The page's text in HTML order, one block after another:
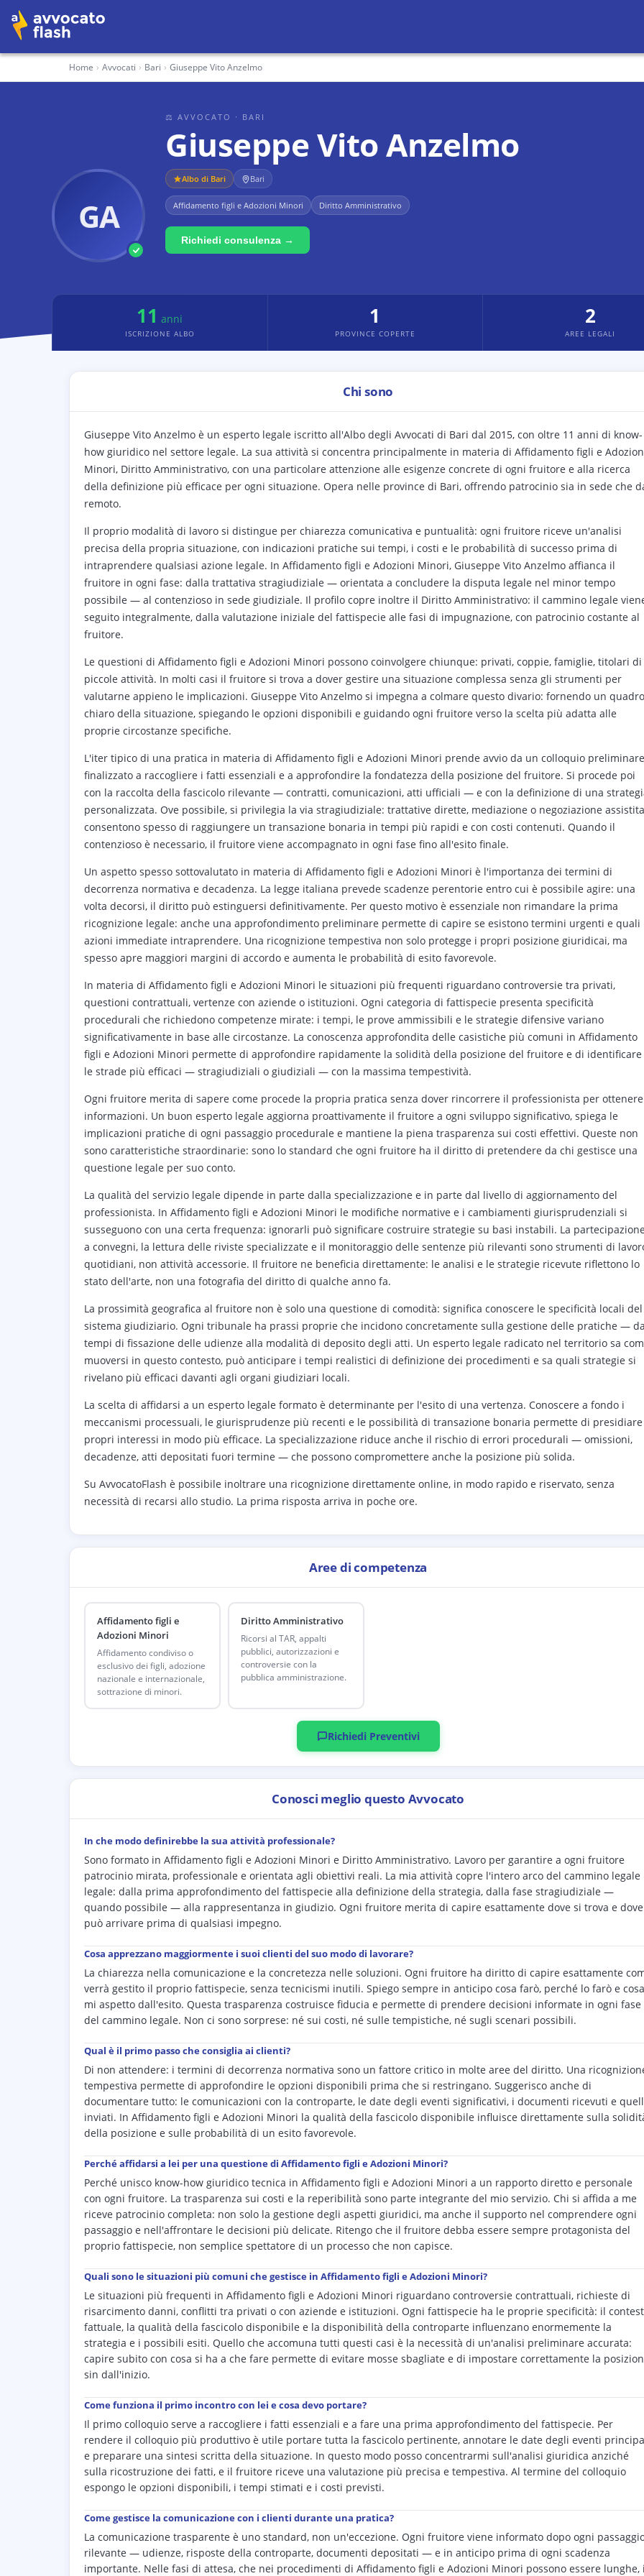
Home › Avvocati › Bari › Giuseppe Vito Anzelmo
GA
⚖ AVVOCATO · BARI
Giuseppe Vito Anzelmo
Albo di Bari Bari
Affidamento figli e Adozioni Minori Diritto Amministrativo
Richiedi consulenza →
11 anni
ISCRIZIONE ALBO
1
PROVINCE COPERTE
2
AREE LEGALI
Chi sono
Giuseppe Vito Anzelmo è un esperto legale iscritto all'Albo degli Avvocati di Bari dal 2015, con oltre 11 anni di know-
how giuridico nel settore legale. La sua attività si concentra principalmente in materia di Affidamento figli e
Minori, Diritto Amministrativo, con una particolare attenzione alle esigenze concrete di ogni fruitore e alla ricerca
della definizione più efficace per ogni situazione. Opera nelle province di Bari, offrendo patrocinio sia in sede che
remoto.
Il proprio modalità di lavoro si distingue per chiarezza comunicativa e puntualità: ogni fruitore riceve un'analisi
precisa della propria situazione, con indicazioni pratiche sui tempi, i costi e le probabilità di successo prima di
intraprendere qualsiasi azione legale. In Affidamento figli e Adozioni Minori, Giuseppe Vito Anzelmo affianca il
fruitore in ogni fase: dalla trattativa stragiudiziale — orientata a concludere la disputa legale nel minor tempo
possibile — al contenzioso in sede giudiziale. Il profilo copre inoltre il Diritto Amministrativo: il cammino legale
seguito integralmente, dalla valutazione iniziale del fattispecie alle fasi di impugnazione, con patrocinio costante al
fruitore.
Le questioni di Affidamento figli e Adozioni Minori possono coinvolgere chiunque: privati, coppie, famiglie, titolari di
piccole attività. In molti casi il fruitore si trova a dover gestire una situazione complessa senza gli strumenti per
valutarne appieno le implicazioni. Giuseppe Vito Anzelmo si impegna a colmare questo divario: fornendo un quadro
chiaro della situazione, spiegando le opzioni disponibili e guidando ogni fruitore verso la scelta più adatta alle
proprie circostanze specifiche.
L'iter tipico di una pratica in materia di Affidamento figli e Adozioni Minori prende avvio da un colloquio preliminare
finalizzato a raccogliere i fatti essenziali e a approfondire la fondatezza della posizione del fruitore. Si procede poi
con la raccolta della fascicolo rilevante — contratti, comunicazioni, atti ufficiali — e con la definizione di una
personalizzata. Ove possibile, si privilegia la via stragiudiziale: trattative dirette, mediazione o negoziazione assistita
consentono spesso di raggiungere un transazione bonaria in tempi più rapidi e con costi contenuti. Quando il
contenzioso è necessario, il fruitore viene accompagnato in ogni fase fino all'esito finale.
Un aspetto spesso sottovalutato in materia di Affidamento figli e Adozioni Minori è l'importanza dei termini di
decorrenza normativa e decadenza. La legge italiana prevede scadenze perentorie entro cui è possibile agire: una
volta decorsi, il diritto può estinguersi definitivamente. Per questo motivo è essenziale non rimandare la prima
ricognizione legale: anche una approfondimento preliminare permette di capire se esistono termini urgenti e quali
azioni immediate intraprendere. Una ricognizione tempestiva non solo protegge i propri posizione giuridicai, ma
spesso apre maggiori margini di accordo e aumenta le probabilità di esito favorevole.
In materia di Affidamento figli e Adozioni Minori le situazioni più frequenti riguardano controversie tra privati,
questioni contrattuali, vertenze con aziende o istituzioni. Ogni categoria di fattispecie presenta specificità
procedurali che richiedono competenze mirate: i tempi, le prove ammissibili e le strategie difensive variano
significativamente in base alle circostanze. La conoscenza approfondita delle casistiche più comuni in Affidamento
figli e Adozioni Minori permette di approfondire rapidamente la solidità della posizione del fruitore e di identificare
le strade più efficaci — stragiudiziali o giudiziali — con la massima tempestività.
Ogni fruitore merita di sapere come procede la propria pratica senza dover rincorrere il professionista per ottenere
informazioni. Un buon esperto legale aggiorna proattivamente il fruitore a ogni sviluppo significativo, spiega le
implicazioni pratiche di ogni passaggio procedurale e mantiene la piena trasparenza sui costi effettivi. Queste non
sono caratteristiche straordinarie: sono lo standard che ogni fruitore ha il diritto di pretendere da chi gestisce una
questione legale per suo conto.
La qualità del servizio legale dipende in parte dalla specializzazione e in parte dal livello di aggiornamento del
professionista. In Affidamento figli e Adozioni Minori le modifiche normative e i cambiamenti giurisprudenziali si
susseguono con una certa frequenza: ignorarli può significare costruire strategie su basi instabili. La partecipazione
a convegni, la lettura delle riviste specializzate e il monitoraggio delle sentenze più rilevanti sono strumenti di
quotidiani, non attività accessorie. Il fruitore ne beneficia direttamente: le analisi e le strategie ricevute riflettono lo
stato dell'arte, non una fotografia del diritto di qualche anno fa.
La prossimità geografica al fruitore non è solo una questione di comodità: significa conoscere le specificità locali del
sistema giudiziario. Ogni tribunale ha prassi proprie che incidono concretamente sulla gestione delle pratiche —
tempi di fissazione delle udienze alla modalità di deposito degli atti. Un esperto legale radicato nel territorio sa
muoversi in questo contesto, può anticipare i tempi realistici di definizione dei procedimenti e sa quali strategie si
rivelano più efficaci davanti agli organi giudiziari locali.
La scelta di affidarsi a un esperto legale formato è determinante per l'esito di una vertenza. Conoscere a fondo i
meccanismi processuali, le giurisprudenze più recenti e le possibilità di transazione bonaria permette di
propri interessi in modo più efficace. La specializzazione riduce anche il rischio di errori procedurali — omissioni,
decadenze, atti depositati fuori termine — che possono compromettere anche la posizione più solida.
Su AvvocatoFlash è possibile inoltrare una ricognizione direttamente online, in modo rapido e riservato, senza
necessità di recarsi allo studio. La prima risposta arriva in poche ore.
Aree di competenza
Affidamento figli e
Adozioni Minori
Affidamento condiviso o
esclusivo dei figli, adozione
nazionale e internazionale,
sottrazione di minori.
Diritto Amministrativo
Ricorsi al TAR, appalti
pubblici, autorizzazioni e
controversie con la
pubblica amministrazione.
Richiedi Preventivi
Conosci meglio questo Avvocato
In che modo definirebbe la sua attività professionale?
Sono formato in Affidamento figli e Adozioni Minori e Diritto Amministrativo. Lavoro per garantire a ogni fruitore
patrocinio mirata, professionale e orientata agli obiettivi reali. La mia attività copre l'intero arco del cammino legale
legale: dalla prima approfondimento del fattispecie alla definizione della strategia, dalla fase stragiudiziale —
quando possibile — alla rappresentanza in giudizio. Ogni fruitore merita di capire esattamente dove si trova e dove
può arrivare prima di qualsiasi impegno.
Cosa apprezzano maggiormente i suoi clienti del suo modo di lavorare?
La chiarezza nella comunicazione e la concretezza nelle soluzioni. Ogni fruitore ha diritto di capire esattamente
verrà gestito il proprio fattispecie, senza tecnicismi inutili. Spiego sempre in anticipo cosa farò, perché lo farò e cosa
mi aspetto dall'esito. Questa trasparenza costruisce fiducia e permette di prendere decisioni informate in ogni fase
del cammino legale. Non ci sono sorprese: né sui costi, né sulle tempistiche, né sugli scenari possibili.
Qual è il primo passo che consiglia ai clienti?
Di non attendere: i termini di decorrenza normativa sono un fattore critico in molte aree del diritto. Una
tempestiva permette di approfondire le opzioni disponibili prima che si restringano. Suggerisco anche di
documentare tutto: le comunicazioni con la controparte, le date degli eventi significativi, i documenti ricevuti e
inviati. In Affidamento figli e Adozioni Minori la qualità della fascicolo disponibile influisce direttamente sulla
della posizione e sulle probabilità di un esito favorevole.
Perché affidarsi a lei per una questione di Affidamento figli e Adozioni Minori?
Perché unisco know-how giuridico tecnica in Affidamento figli e Adozioni Minori a un rapporto diretto e personale
con ogni fruitore. La trasparenza sui costi e la reperibilità sono parte integrante del mio servizio. Chi si affida a me
riceve patrocinio completa: non solo la gestione degli aspetti giuridici, ma anche il supporto nel comprendere ogni
passaggio e nell'affrontare le decisioni più delicate. Ritengo che il fruitore debba essere sempre protagonista del
proprio fattispecie, non semplice spettatore di un processo che non capisce.
Quali sono le situazioni più comuni che gestisce in Affidamento figli e Adozioni Minori?
Le situazioni più frequenti in Affidamento figli e Adozioni Minori riguardano controversie contrattuali, richieste di
risarcimento danni, conflitti tra privati o con aziende e istituzioni. Ogni fattispecie ha le proprie specificità: il
fattuale, la qualità della fascicolo disponibile e la disponibilità della controparte influenzano enormemente la
strategia e i possibili esiti. Quello che accomuna tutti questi casi è la necessità di un'analisi preliminare accurata:
capire subito con cosa si ha a che fare permette di evitare mosse sbagliate e di impostare correttamente la
sin dall'inizio.
Come funziona il primo incontro con lei e cosa devo portare?
Il primo colloquio serve a raccogliere i fatti essenziali e a fare una prima approfondimento del fattispecie. Per
rendere il colloquio più produttivo è utile portare tutta la fascicolo pertinente, annotare le date degli eventi
e preparare una sintesi scritta della situazione. In questo modo posso concentrarmi sull'analisi giuridica anziché
sulla ricostruzione dei fatti, e il fruitore riceve una valutazione più precisa e tempestiva. Al termine del colloquio
espongo le opzioni disponibili, i tempi stimati e i costi previsti.
Come gestisce la comunicazione con i clienti durante una pratica?
La comunicazione trasparente è uno standard, non un'eccezione. Ogni fruitore viene informato dopo ogni
rilevante — udienze, risposte della controparte, documenti depositati — e in anticipo prima di ogni scadenza
importante. Nelle fasi di attesa, che nei procedimenti di Affidamento figli e Adozioni Minori possono essere lunghe,